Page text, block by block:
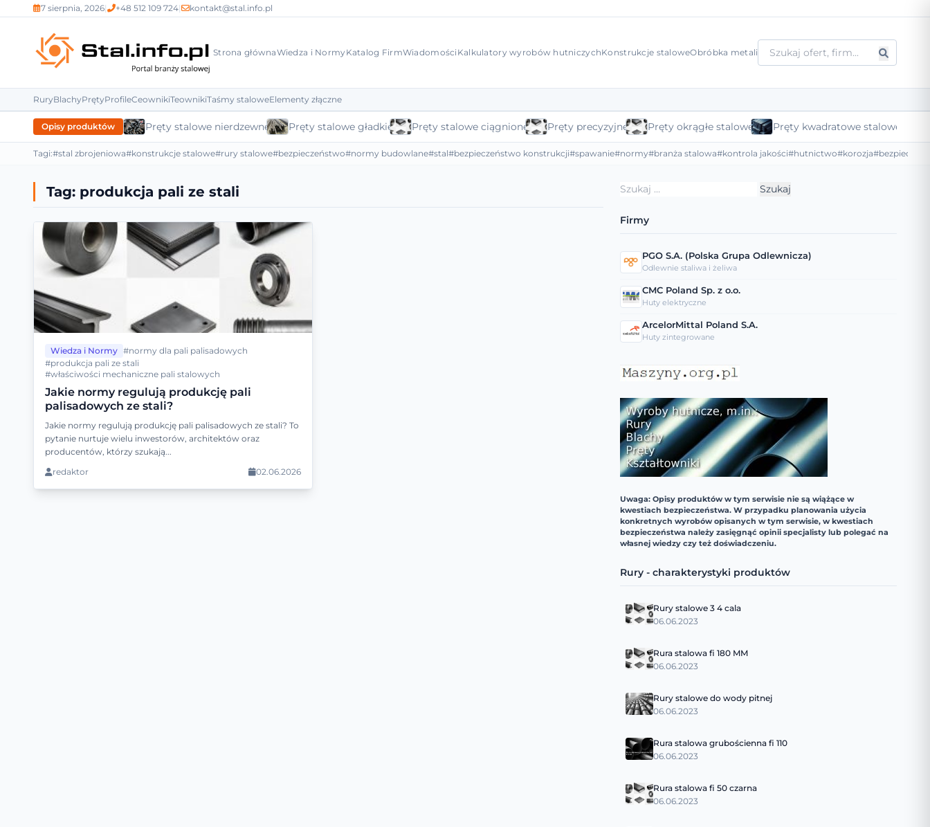
7 sierpnia, 2026| +48 512 109 724| kontakt@stal.info.pl
Strona głównaWiedza i Normy Katalog FirmWiadomości Kalkulatory wyrobów hutniczychKonstrukcje staloweObróbka metali
RuryBlachyPrętyProfileCeownikiTeownikiTaśmy staloweElementy złączne
Opisy produktów Pręty stalowe nierdzewne Pręty stalowe gładkie Pręty stalowe ciągnione Pręty precyzyjne Pręty okrągłe stalowe Pręty kwadratowe stalowe
Tagi:#stal zbrojeniowa#konstrukcje stalowe#rury stalowe#bezpieczeństwo#normy budowlane#stal#bezpieczeństwo konstrukcji#spawanie#normy#branża stalowa#kontrola jakości#hutnictwo#korozja
Tag: produkcja pali ze stali
Wiedza i Normy #normy dla pali palisadowych
#produkcja pali ze stali
#właściwości mechaniczne pali stalowych
Jakie normy regulują produkcję pali
palisadowych ze stali?
Jakie normy regulują produkcję pali palisadowych ze stali? To
pytanie nurtuje wielu inwestorów, architektów oraz
producentów, którzy szukają...
redaktor
02.06.2026
Szukaj:
Firmy
PGO S.A. (Polska Grupa Odlewnicza)
Odlewnie staliwa i żeliwa
CMC Poland Sp. z o.o.
Huty elektryczne
ArcelorMittal Poland S.A.
Huty zintegrowane
Uwaga: Opisy produktów w tym serwisie nie są wiążące w
kwestiach bezpieczeństwa. W przypadku planowania użycia
konkretnych wyrobów opisanych w tym serwisie, w kwestiach
bezpieczeństwa należy zasięgnąć opinii specjalisty lub polegać na
własnej wiedzy czy też doświadczeniu.
Rury - charakterystyki produktów
Rury stalowe 3 4 cala
06.06.2023
Rura stalowa fi 180 MM
06.06.2023
Rury stalowe do wody pitnej
06.06.2023
Rura stalowa grubościenna fi 110
06.06.2023
Rura stalowa fi 50 czarna
06.06.2023